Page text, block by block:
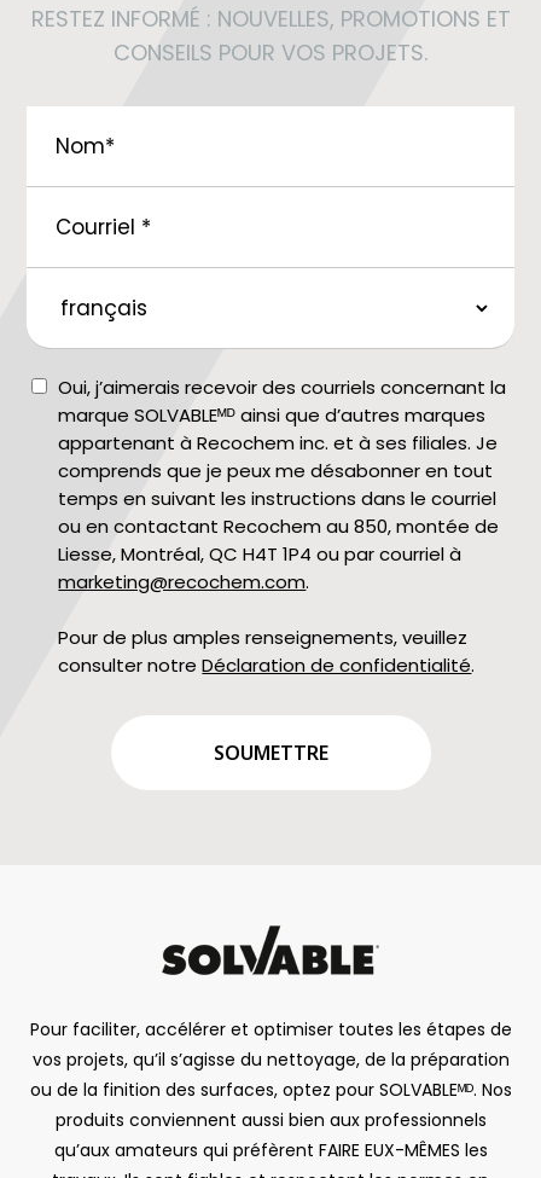
RESTEZ INFORMÉ : NOUVELLES, PROMOTIONS ET
CONSEILS POUR VOS PROJETS.
préférée
Consent
Oui, j’aimerais recevoir des courriels concernant la
marque SOLVABLEᴹᴰ ainsi que d’autres marques
appartenant à Recochem inc. et à ses filiales. Je
comprends que je peux me désabonner en tout
temps en suivant les instructions dans le courriel
ou en contactant Recochem au 850, montée de
Liesse, Montréal, QC H4T 1P4 ou par courriel à
marketing@recochem.com.
Pour de plus amples renseignements, veuillez
consulter notreDéclaration de confidentialité.
Pour faciliter, accélérer et optimiser toutes les étapes de
vos projets, qu’il s’agisse du nettoyage, de la préparation
ou de la finition des surfaces, optez pour SOLVABLEᴹᴰ. Nos
produits conviennent aussi bien aux professionnels
qu’aux amateurs qui préfèrent FAIRE EUX-MÊMES les